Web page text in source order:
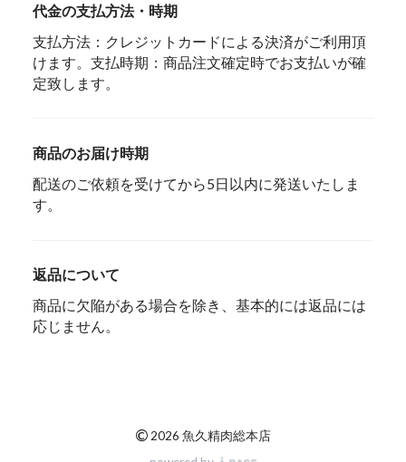
代金の支払方法・時期
支払方法：クレジットカードによる決済がご利用頂
けます。支払時期：商品注文確定時でお支払いが確
定致します。
商品のお届け時期
配送のご依頼を受けてから5日以内に発送いたしま
す。
返品について
商品に欠陥がある場合を除き、基本的には返品には
応じません。
©2026 魚久精肉総本店